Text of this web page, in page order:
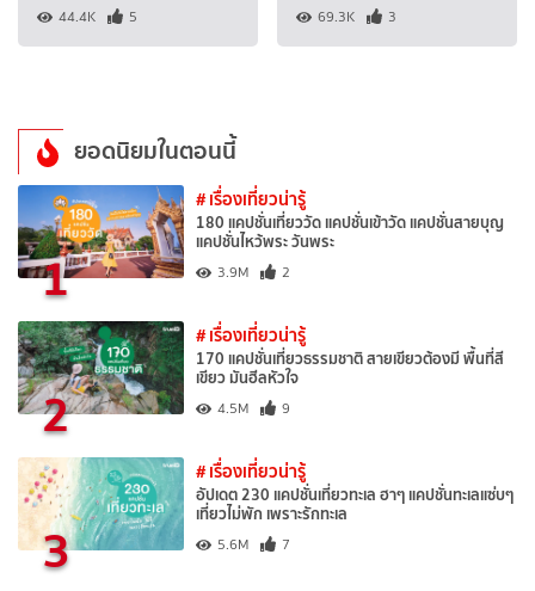
44.4K 5 69.3K 3
ยอดนิยมในตอนนี้
1
# เรื่องเที่ยวน่ารู้
180 แคปชั่นเที่ยววัด แคปชั่นเข้าวัด แคปชั่นสายบุญ
แคปชั่นไหว้พระ วันพระ
3.9M 2
2
# เรื่องเที่ยวน่ารู้
170 แคปชั่นเที่ยวธรรมชาติ สายเขียวต้องมี พื้นที่สี
เขียว มันฮีลหัวใจ
4.5M 9
3
# เรื่องเที่ยวน่ารู้
อัปเดต 230 แคปชั่นเที่ยวทะเล ฮาๆ แคปชั่นทะเลแซ่บๆ
เที่ยวไม่พัก เพราะรักทะเล
5.6M 7